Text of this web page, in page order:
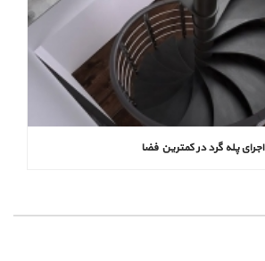
اجرای پله گرد در کمترین فضا